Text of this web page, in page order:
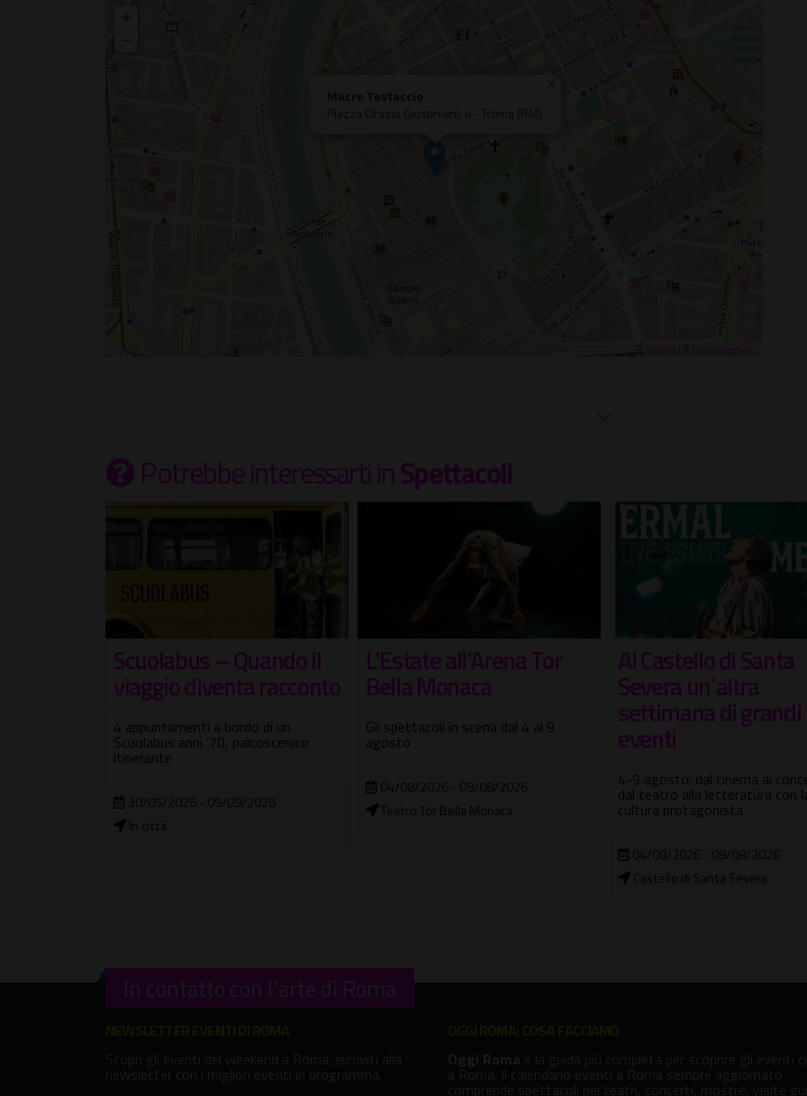
×
+
−
Potrebbe interessartiinSpettacoli
L'Estate all'Arena Tor
Bella Monaca
Gli spettacoli in scena dal 4 al 9
agosto
Teatro Tor Bella Monaca
Al Castello di Santa
Severa un'altra
eventi
4-9 agosto: dal cinema ai concerti,
dal teatro alla letteratura con la
cultura protagonista
L'Angelo e la luna
Festival di circo
danza, musica e teatro
Castel Sant'Angelo
In contatto con l'arte di Roma